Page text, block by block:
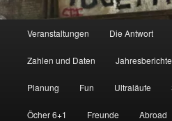
Veranstaltungen Die Antwort
Zahlen und Daten Jahresberichte
Planung Fun Ultraläufe
Öcher 6+1 Freunde Abroad